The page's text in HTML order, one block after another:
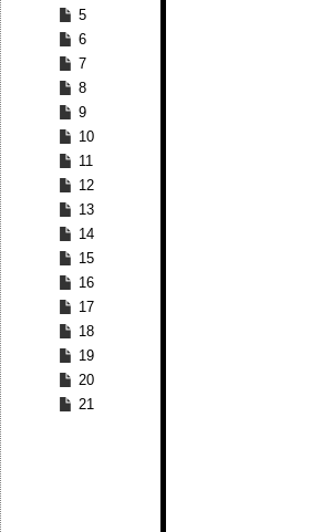
5
6
7
8
9
10
11
12
13
14
15
16
17
18
19
20
21